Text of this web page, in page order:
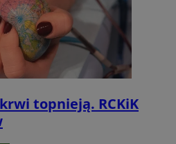
topnieją. RCKiK